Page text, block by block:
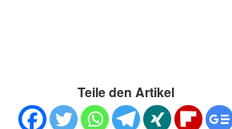
Teile den Artikel